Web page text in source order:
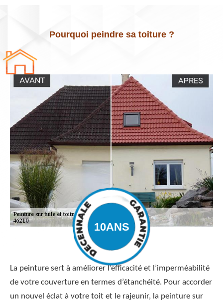
Pourquoi peindre sa toiture ?
La peinture sert à améliorer l’efficacité et l’imperméabilité
de votre couverture en termes d’étanchéité. Pour accorder
un nouvel éclat à votre toit et le rajeunir, la peinture sur